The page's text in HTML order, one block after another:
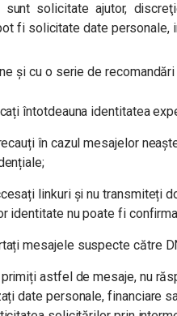
sunt solicitate ajutor,
fi solicitate date personale,
și cu o serie de
întotdeauna identitatea
în cazul mesajelor
linkuri și nu transmiteți
identitate nu poate fi
mesajele suspecte către
astfel de mesaje, nu
date personale, financiare